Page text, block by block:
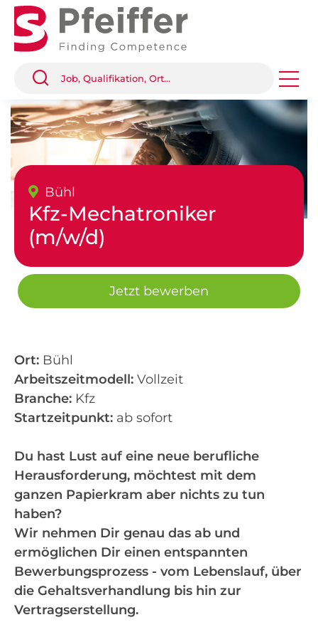
Bühl
Kfz-Mechatroniker
(m/w/d)
Jetzt bewerben
Ort: Bühl
Arbeitszeitmodell: Vollzeit
Branche: Kfz
Startzeitpunkt: ab sofort
Du hast Lust auf eine neue berufliche
Herausforderung, möchtest mit dem
ganzen Papierkram aber nichts zu tun
haben?
Wir nehmen Dir genau das ab und
ermöglichen Dir einen entspannten
Bewerbungsprozess - vom Lebenslauf, über
die Gehaltsverhandlung bis hin zur
Vertragserstellung.